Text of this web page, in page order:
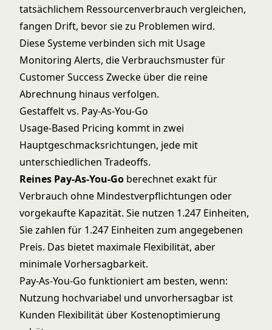
tatsächlichem Ressourcenverbrauch vergleichen,
fangen Drift, bevor sie zu Problemen wird.
Diese Systeme verbinden sich mit Usage
Monitoring Alerts, die Verbrauchsmuster für
Customer Success Zwecke über die reine
Abrechnung hinaus verfolgen.
Gestaffelt vs. Pay-As-You-Go
Usage-Based Pricing kommt in zwei
Hauptgeschmacksrichtungen, jede mit
unterschiedlichen Tradeoffs.
Reines Pay-As-You-Go berechnet exakt für
Verbrauch ohne Mindestverpflichtungen oder
vorgekaufte Kapazität. Sie nutzen 1.247 Einheiten,
Sie zahlen für 1.247 Einheiten zum angegebenen
Preis. Das bietet maximale Flexibilität, aber
minimale Vorhersagbarkeit.
Pay-As-You-Go funktioniert am besten, wenn:
Nutzung hochvariabel und unvorhersagbar ist
Kunden Flexibilität über Kostenoptimierung